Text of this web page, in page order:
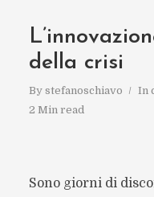
della crisi
By stefanoschiavo In
2 Min read
Sono giorni di